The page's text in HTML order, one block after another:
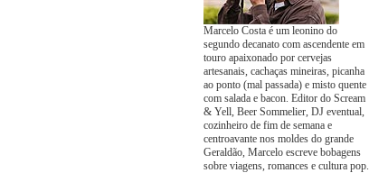
Marcelo Costa é um leonino do
segundo decanato com ascendente em
touro apaixonado por cervejas
artesanais, cachaças mineiras, picanha
ao ponto (mal passada) e misto quente
com salada e bacon. Editor do Scream
& Yell, Beer Sommelier, DJ eventual,
cozinheiro de fim de semana e
centroavante nos moldes do grande
Geraldão, Marcelo escreve bobagens
sobre viagens, romances e cultura pop.